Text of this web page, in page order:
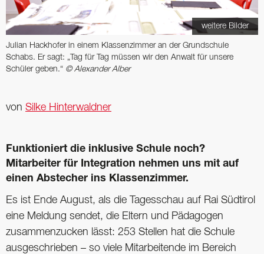
weitere Bilder
Julian Hackhofer in einem Klassenzimmer an der Grundschule
Schabs. Er sagt: „Tag für Tag müssen wir den Anwalt für unsere
Schüler geben.“ © Alexander Alber
von Silke Hinterwaldner
Funktioniert die inklusive Schule noch?
Mitarbeiter für Integration nehmen uns mit auf
einen Abstecher ins Klassenzimmer.
Es ist Ende August, als die Tagesschau auf Rai Südtirol
eine Meldung sendet, die Eltern und Pädagogen
zusammenzucken lässt: 253 Stellen hat die Schule
ausgeschrieben – so viele Mitarbeitende im Bereich